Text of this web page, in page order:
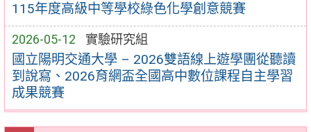
115年度高級中等學校綠色化學創意競賽
2026-05-12 實驗研究組
國立陽明交通大學 – 2026雙語線上遊學團從聽讀
到說寫、2026育網盃全國高中數位課程自主學習
成果競賽